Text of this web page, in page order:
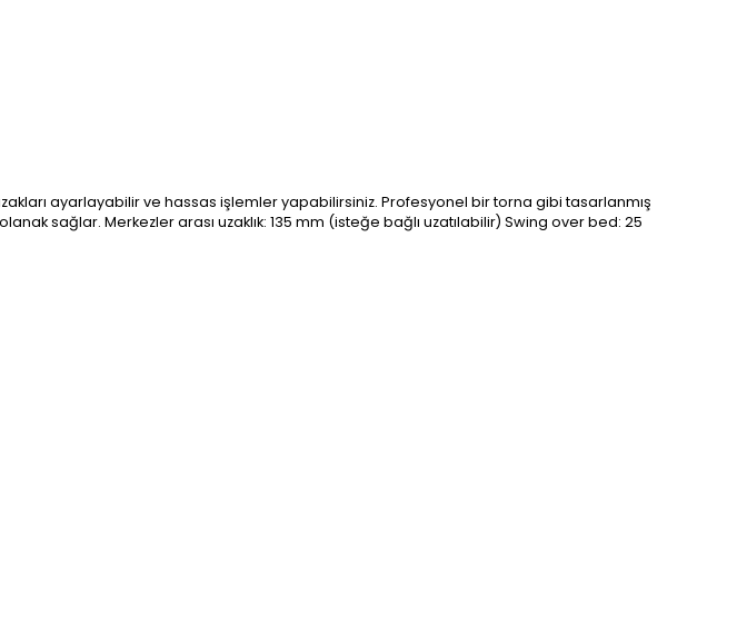
ayarlayabilir ve hassas işlemler yapabilirsiniz. Profesyonel bir torna gibi tasarlanmış
sağlar. Merkezler arası uzaklık: 135 mm (isteğe bağlı uzatılabilir) Swing over bed: 25